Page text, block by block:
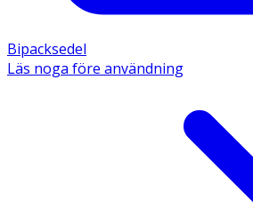
Bipacksedel
Läs noga före användning